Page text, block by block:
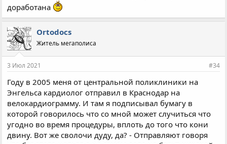
доработана
Ortodocs
Житель мегаполиса
3 Июл 2021 #34
Году в 2005 меня от центральной поликлиники на
Энгельса кардиолог отправил в Краснодар на
велокардиограмму. И там я подписывал бумагу в
которой говорилось что со мной может случиться что
угодно во время процедуры, вплоть до того что кони
двину. Вот же сволочи дуду, да? - Отправляют говоря